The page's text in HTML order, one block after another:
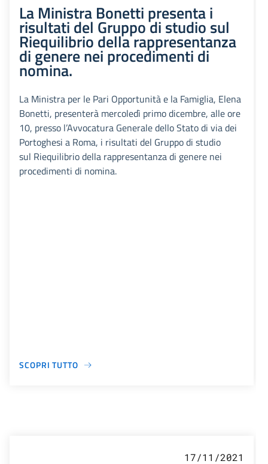
La Ministra Bonetti presenta i
risultati del Gruppo di studio sul
Riequilibrio della rappresentanza
di genere nei procedimenti di
nomina.
La Ministra per le Pari Opportunità e la Famiglia, Elena
Bonetti, presenterà mercoledì primo dicembre, alle ore
10, presso l’Avvocatura Generale dello Stato di via dei
Portoghesi a Roma, i risultati del Gruppo di studio
sul Riequilibrio della rappresentanza di genere nei
procedimenti di nomina.
SCOPRI TUTTO
17/11/2021